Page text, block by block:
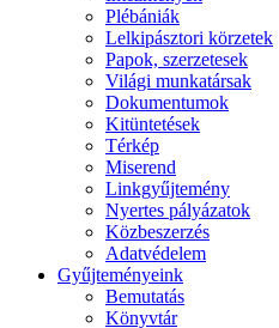
Plébániák
Lelkipásztori körzetek
Papok, szerzetesek
Világi munkatársak
Dokumentumok
Kitüntetések
Térkép
Miserend
Linkgyűjtemény
Nyertes pályázatok
Közbeszerzés
Adatvédelem
Gyűjteményeink
Bemutatás
Könyvtár